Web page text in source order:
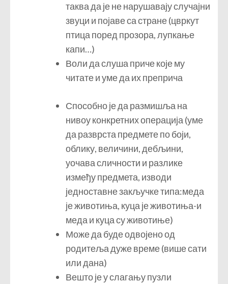
таква да је не нарушавају случајни
звуци и појаве са стране (цвркут
птица поред прозора, лупкање
капи…)
Воли да слуша приче које му
читате и уме да их преприча
Способно је да размишља на
нивоу конкретних операција (уме
да разврста предмете по боји,
облику, величини, дебљини,
уочава сличности и разлике
између предмета, изводи
једноставне закључке типа:меда
је животиња, куца је животиња-и
меда и куца су животиње)
Може да буде одвојено од
родитеља дуже време (више сати
или дана)
Вешто је у слагању пузли